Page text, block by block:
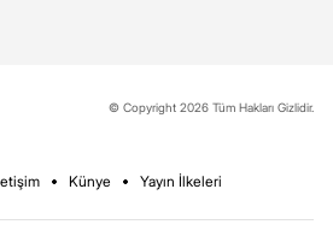
© Copyright 2026 Tüm Hakları Gizlidir.
Künye Yayın İlkeleri